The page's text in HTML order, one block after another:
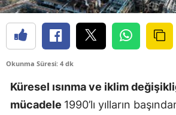
Okunma Süresi: 4 dk
Küresel ısınma ve iklim
mücadele 1990’lı yılların